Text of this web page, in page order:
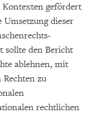
gefördert
dieser
sollte den Bericht
ablehnen, mit
zu
rechtlichen